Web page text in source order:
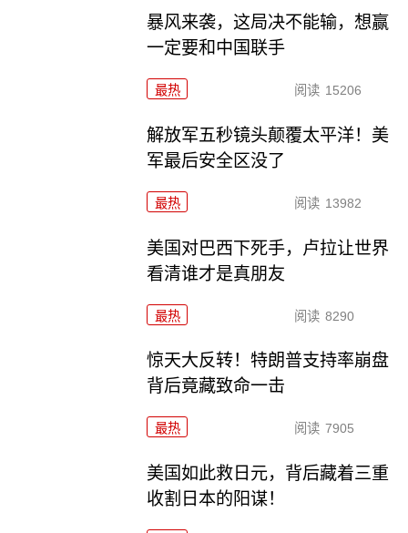
暴风来袭，这局决不能输，想赢
一定要和中国联手
最热 阅读 15206
解放军五秒镜头颠覆太平洋！美
军最后安全区没了
最热 阅读 13982
美国对巴西下死手，卢拉让世界
看清谁才是真朋友
最热 阅读 8290
惊天大反转！特朗普支持率崩盘
背后竟藏致命一击
最热 阅读 7905
美国如此救日元，背后藏着三重
收割日本的阳谋！